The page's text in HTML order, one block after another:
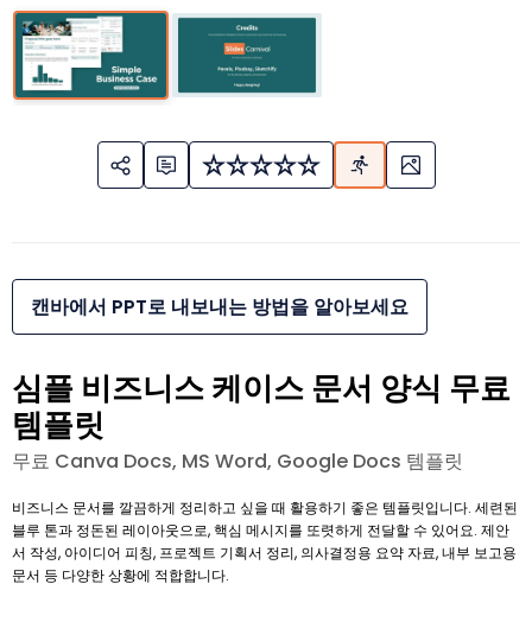
캔바에서 PPT로 내보내는 방법을 알아보세요
심플 비즈니스 케이스 문서 양식 무료
템플릿
무료 Canva Docs, MS Word, Google Docs 템플릿
비즈니스 문서를 깔끔하게 정리하고 싶을 때 활용하기 좋은 템플릿입니다. 세련된
블루 톤과 정돈된 레이아웃으로, 핵심 메시지를 또렷하게 전달할 수 있어요. 제안
서 작성, 아이디어 피칭, 프로젝트 기획서 정리, 의사결정용 요약 자료, 내부 보고용
문서 등 다양한 상황에 적합합니다.